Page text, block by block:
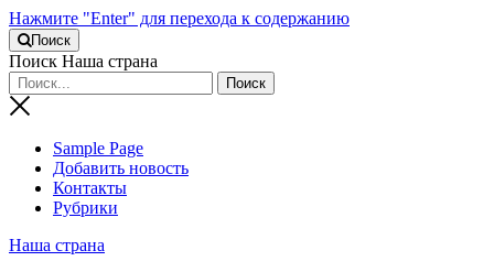
Нажмите "Enter" для перехода к содержанию
Поиск
Поиск Наша страна
Sample Page
Добавить новость
Контакты
Рубрики
Наша страна